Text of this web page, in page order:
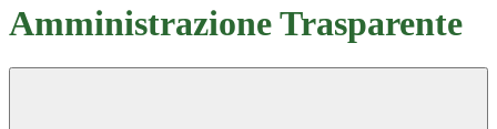
Amministrazione Trasparente